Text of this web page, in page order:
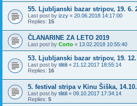
55. Ljubljanski bazar stripov, 19. 6.
Last post by izzy « 20.06.2018 14:17:00
Replies: 15
ČLANARINE ZA LETO 2019
Last post by Corto « 13.02.2018 10:55:40
53. Ljubljanski bazar stripov, 19.
Last post by tilitili « 21.12.2017 18:55:14
Replies: 16
5. festival stripa v Kinu Šiška,
Last post by tilitili « 09.10.2017 17:34:14
Replies: 5